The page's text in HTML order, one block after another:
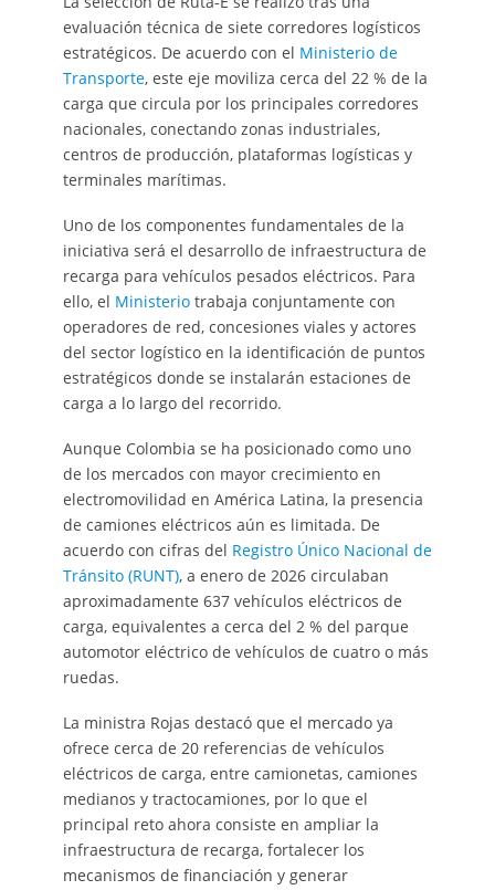
evaluación técnica de siete corredores logísticos
estratégicos. De acuerdo con el Ministerio de
Transporte, este eje moviliza cerca del 22 % de la
carga que circula por los principales corredores
nacionales, conectando zonas industriales,
centros de producción, plataformas logísticas y
terminales marítimas.
Uno de los componentes fundamentales de la
iniciativa será el desarrollo de infraestructura de
recarga para vehículos pesados eléctricos. Para
ello, el Ministerio trabaja conjuntamente con
operadores de red, concesiones viales y actores
del sector logístico en la identificación de puntos
estratégicos donde se instalarán estaciones de
carga a lo largo del recorrido.
Aunque Colombia se ha posicionado como uno
de los mercados con mayor crecimiento en
electromovilidad en América Latina, la presencia
de camiones eléctricos aún es limitada. De
acuerdo con cifras del Registro Único Nacional de
Tránsito (RUNT), a enero de 2026 circulaban
aproximadamente 637 vehículos eléctricos de
carga, equivalentes a cerca del 2 % del parque
automotor eléctrico de vehículos de cuatro o más
ruedas.
La ministra Rojas destacó que el mercado ya
ofrece cerca de 20 referencias de vehículos
eléctricos de carga, entre camionetas, camiones
medianos y tractocamiones, por lo que el
principal reto ahora consiste en ampliar la
infraestructura de recarga, fortalecer los
mecanismos de financiación y generar